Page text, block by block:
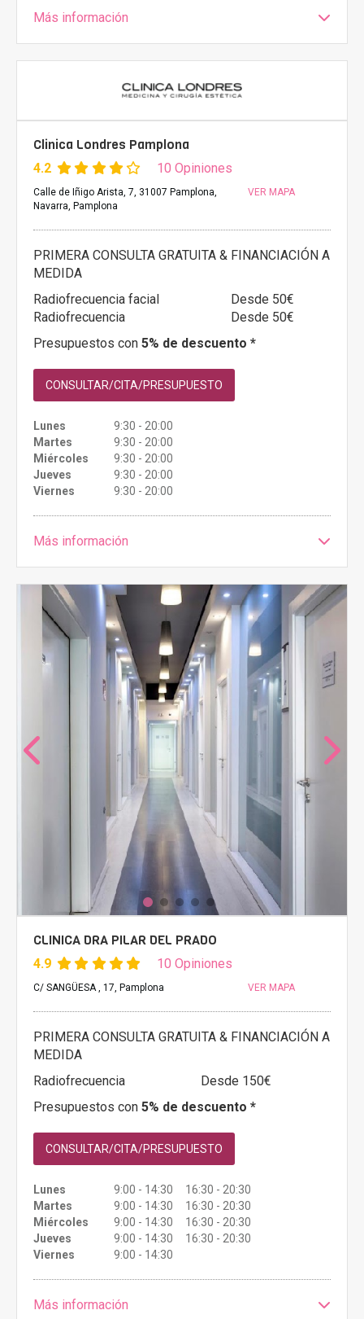
Más información
Clinica Londres Pamplona
4.2 10 Opiniones
Calle de Iñigo Arista, 7, 31007 Pamplona,
Navarra, Pamplona
VER MAPA
PRIMERA CONSULTA GRATUITA & FINANCIACIÓN A
MEDIDA
Radiofrecuencia facial
Desde 50€
Radiofrecuencia
Desde 50€
Presupuestos con 5% de descuento *
CONSULTAR/CITA/PRESUPUESTO
Lunes
9:30 - 20:00
Martes
9:30 - 20:00
Miércoles
9:30 - 20:00
Jueves
9:30 - 20:00
Viernes
9:30 - 20:00
Más información
CLINICA DRA PILAR DEL PRADO
4.9 10 Opiniones
C/ SANGÜESA , 17, Pamplona VER MAPA
PRIMERA CONSULTA GRATUITA & FINANCIACIÓN A
MEDIDA
Radiofrecuencia
Desde 150€
Presupuestos con 5% de descuento *
CONSULTAR/CITA/PRESUPUESTO
Lunes
9:00 - 14:30 16:30 - 20:30
Martes
9:00 - 14:30 16:30 - 20:30
Miércoles
9:00 - 14:30 16:30 - 20:30
Jueves
9:00 - 14:30 16:30 - 20:30
Viernes
9:00 - 14:30
Más información